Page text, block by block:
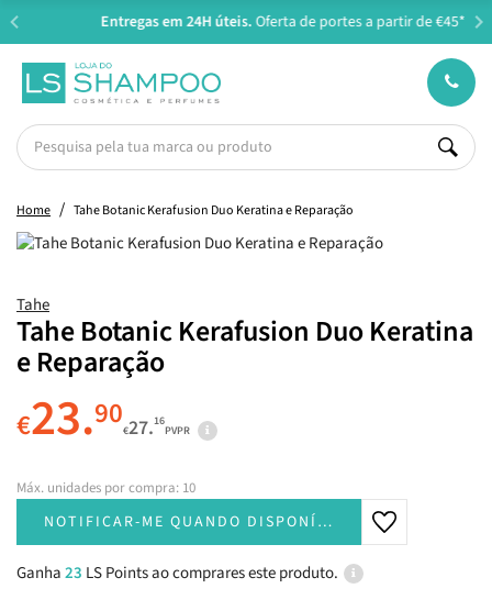
Entregas em 24H úteis. Oferta de portes a partir de €45*
Home Tahe Botanic Kerafusion Duo Keratina e Reparação
Tahe
Tahe Botanic Kerafusion Duo Keratina
e Reparação
€23.90€27.16
PVPR
Máx. unidades por compra: 10
NOTIFICAR-ME QUANDO DISPONÍVEL
Ganha23 LS Points ao comprares este produto.